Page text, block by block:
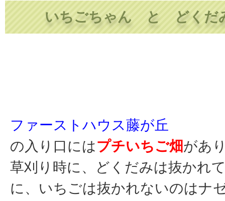
いちごちゃん と どくだ
ファーストハウス藤が丘
の入り口にはプチいちご畑があ
草刈り時に、どくだみは抜かれ
に、いちごは抜かれないのはナ